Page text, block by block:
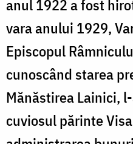
anul 1922 a fost
vara anului 1929,
Episcopul
cunoscând starea
Mănăstirea Lainici,
cuviosul părinte